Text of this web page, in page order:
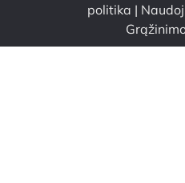
politika |